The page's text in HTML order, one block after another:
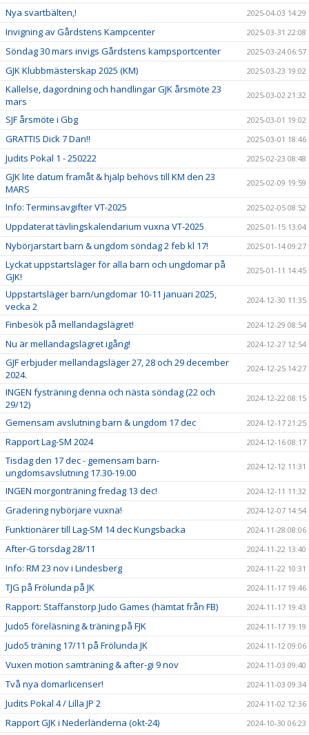
Nya svartbälten,! 2025-04-03 14:29
Invigning av Gårdstens Kampcenter 2025-03-31 22:08
Söndag 30 mars invigs Gårdstens kampsportcenter 2025-03-24 06:57
GJK Klubbmästerskap 2025 (KM) 2025-03-23 19:02
Kallelse, dagordning och handlingar GJK årsmöte 23
mars
2025-03-02 21:32
SJF årsmöte i Gbg 2025-03-01 19:02
GRATTIS Dick 7 Dan!! 2025-03-01 18:46
Judits Pokal 1 - 250222 2025-02-23 08:48
GJK lite datum framåt & hjälp behövs till KM den 23
MARS
2025-02-09 19:59
Info: Terminsavgifter VT-2025 2025-02-05 08:52
Uppdaterat tävlingskalendarium vuxna VT-2025 2025-01-15 13:04
Nybörjarstart barn & ungdom söndag 2 feb kl 17! 2025-01-14 09:27
Lyckat uppstartsläger för alla barn och ungdomar på
GJK!
2025-01-11 14:45
Uppstartsläger barn/ungdomar 10-11 januari 2025,
vecka 2
2024-12-30 11:35
Finbesök på mellandagslägret! 2024-12-29 08:54
Nu är mellandagslägret igång! 2024-12-27 12:54
GJF erbjuder mellandagsläger 27, 28 och 29 december
2024.
2024-12-25 14:27
INGEN fysträning denna och nästa söndag (22 och
29/12)
2024-12-22 08:15
Gemensam avslutning barn & ungdom 17 dec 2024-12-17 21:25
Rapport Lag-SM 2024 2024-12-16 08:17
Tisdag den 17 dec - gemensam barn-
ungdomsavslutning 17.30-19.00
2024-12-12 11:31
INGEN morgonträning fredag 13 dec! 2024-12-11 11:32
Gradering nybörjare vuxna! 2024-12-07 14:54
Funktionärer till Lag-SM 14 dec Kungsbacka 2024-11-28 08:06
After-G torsdag 28/11 2024-11-22 13:40
Info: RM 23 nov i Lindesberg 2024-11-22 10:31
TJG på Frölunda på JK 2024-11-17 19:46
Rapport: Staffanstorp Judo Games (hämtat från FB) 2024-11-17 19:43
Judo5 föreläsning & träning på FJK 2024-11-17 19:19
Judo5 träning 17/11 på Frölunda JK 2024-11-12 09:06
Vuxen motion samträning & after-gi 9 nov 2024-11-03 09:40
Två nya domarlicenser! 2024-11-03 09:34
Judits Pokal 4 / Lilla JP 2 2024-11-02 12:36
Rapport GJK i Nederländerna (okt-24) 2024-10-30 06:23